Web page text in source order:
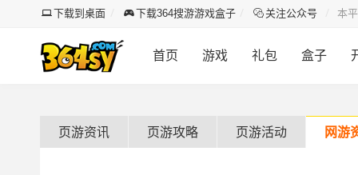
下载到桌面 下载364搜游游戏盒子 关注公众号 本
首页 游戏 礼包 盒子
页游资讯 页游攻略 页游活动 网游